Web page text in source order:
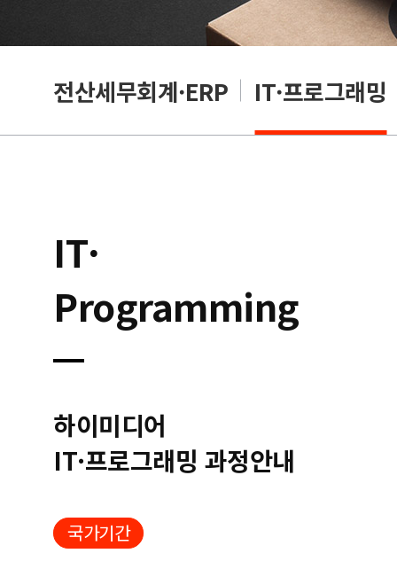
전산세무회계·ERP IT·프로그래밍
IT·
Programming
하이미디어
IT·프로그래밍 과정안내
국가기간